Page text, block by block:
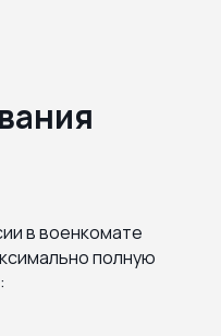
в военкомате
полную